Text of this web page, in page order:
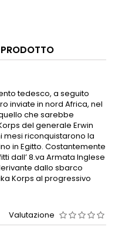
tedesco, a seguito
inviate in nord Africa, nel
che sarebbe
del generale Erwin
mesi riconquistarono la
in Egitto. Costantemente
dall’ 8.va Armata Inglese
dallo sbarco
Korps al progressivo
Valutazione